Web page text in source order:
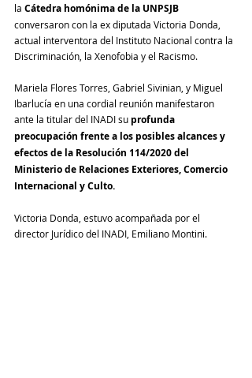
la Cátedra homónima de la UNPSJB
conversaron con la ex diputada Victoria Donda,
actual interventora del Instituto Nacional contra la
Discriminación, la Xenofobia y el Racismo.
Mariela Flores Torres, Gabriel Sivinian, y Miguel
Ibarlucía en una cordial reunión manifestaron
ante la titular del INADI su profunda
preocupación frente a los posibles alcances y
efectos de la Resolución 114/2020 del
Ministerio de Relaciones Exteriores, Comercio
Internacional y Culto.
Victoria Donda, estuvo acompañada por el
director Jurídico del INADI, Emiliano Montini.